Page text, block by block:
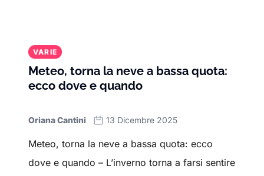
VARIE
Meteo, torna la neve a bassa quota:
ecco dove e quando
Oriana Cantini 13 Dicembre 2025
Meteo, torna la neve a bassa quota: ecco
dove e quando – L’inverno torna a farsi sentire